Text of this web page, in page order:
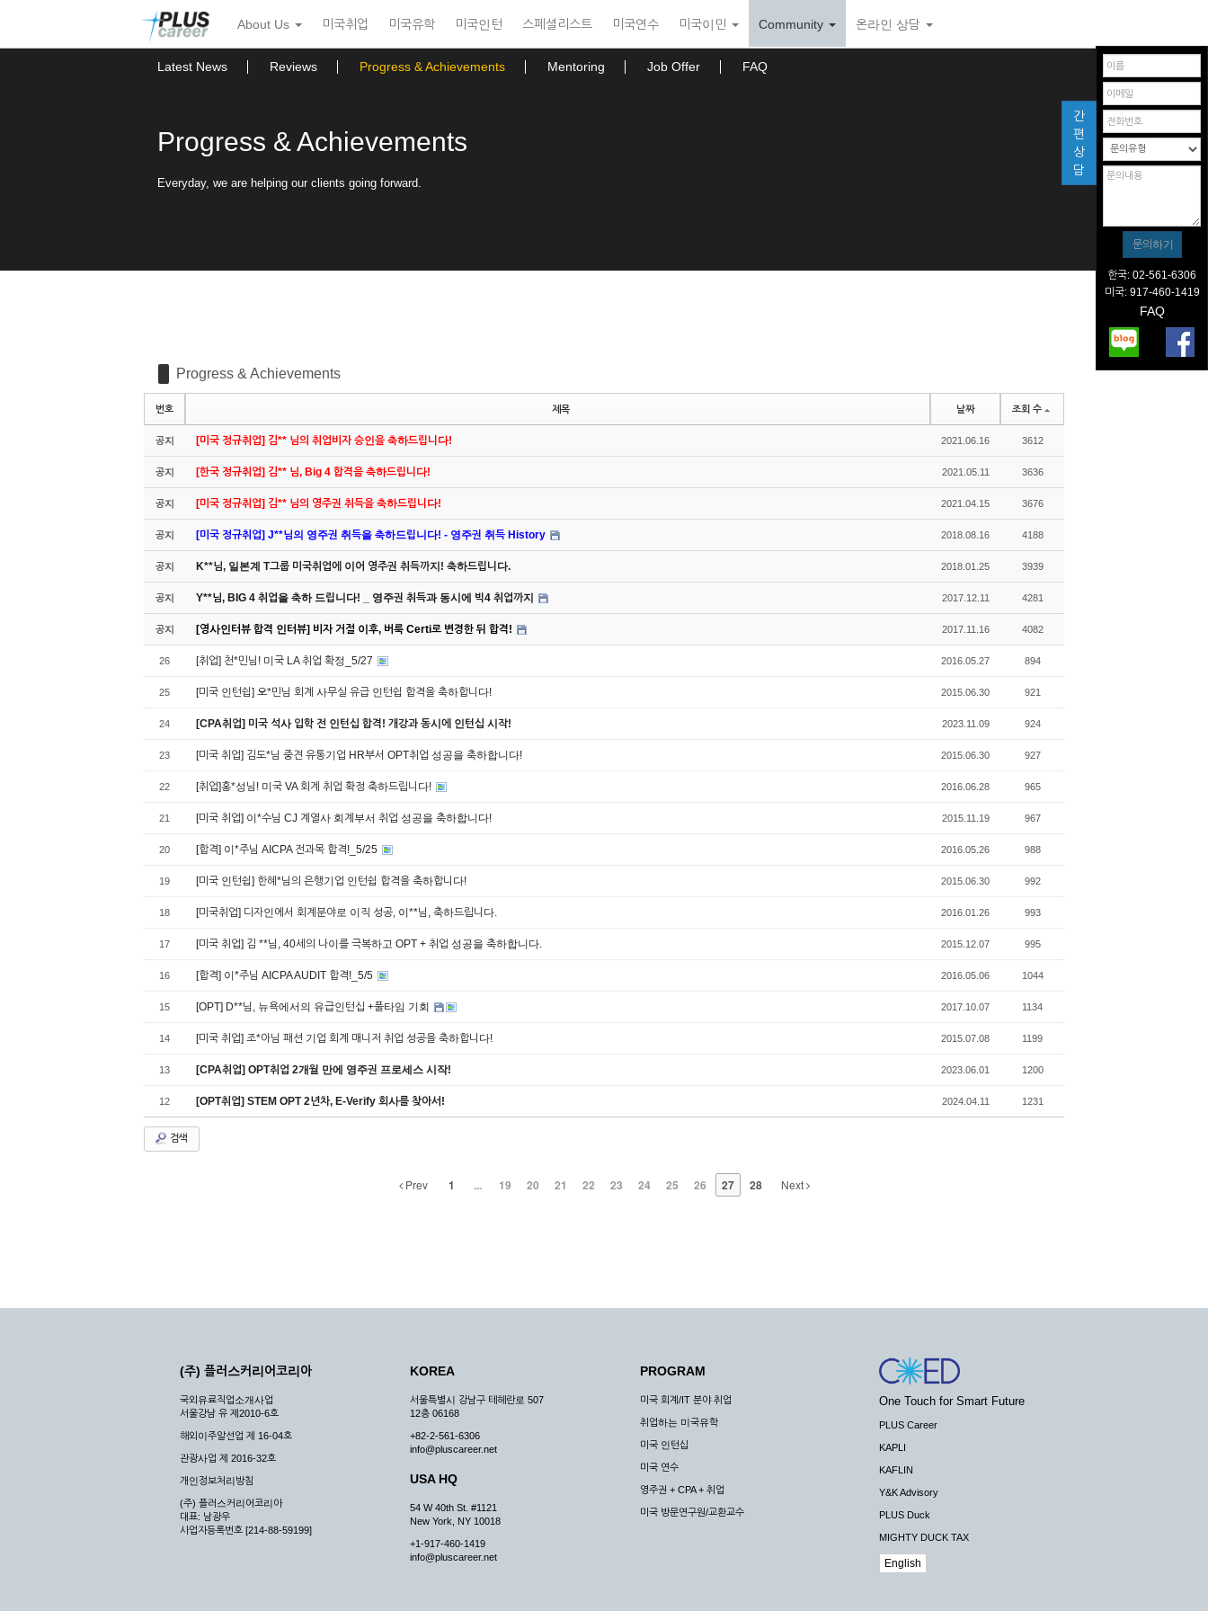
뉴
토
About Us 미국취업 미국유학 미국인턴 스페셜리스트 미국연수 미국이민 Community 온라인 상담
Latest News Reviews Progress & Achievements Mentoring Job Offer FAQ
Progress & Achievements
Everyday, we are helping our clients going forward.
Progress & Achievements
번호 제목 날짜 조회 수
공지 [미국 정규취업] 김** 님의 취업비자 승인을 축하드립니다! 2021.06.16 3612
공지 [한국 정규취업] 김** 님, Big 4 합격을 축하드립니다! 2021.05.11 3636
공지 [미국 정규취업] 김** 님의 영주권 취득을 축하드립니다! 2021.04.15 3676
공지 [미국 정규취업] J**님의 영주권 취득을 축하드립니다! - 영주권 취득 History 2018.08.16 4188
공지 K**님, 일본계 T그룹 미국취업에 이어 영주권 취득까지! 축하드립니다. 2018.01.25 3939
공지 Y**님, BIG 4 취업을 축하 드립니다! _ 영주권 취득과 동시에 빅4 취업까지 2017.12.11 4281
공지 [영사인터뷰 합격 인터뷰] 비자 거절 이후, 버룩 Certi로 변경한 뒤 합격! 2017.11.16 4082
26 [취업] 천*민님! 미국 LA 취업 확정_5/27 2016.05.27 894
25 [미국 인턴쉽] 오*민님 회계 사무실 유급 인턴쉽 합격을 축하합니다! 2015.06.30 921
24 [CPA취업] 미국 석사 입학 전 인턴십 합격! 개강과 동시에 인턴십 시작! 2023.11.09 924
23 [미국 취업] 김도*님 중견 유통기업 HR부서 OPT취업 성공을 축하합니다! 2015.06.30 927
22 [취업]홍*성님! 미국 VA 회계 취업 확정 축하드립니다! 2016.06.28 965
21 [미국 취업] 이*수님 CJ 계열사 회계부서 취업 성공을 축하합니다! 2015.11.19 967
20 [합격] 이*주님 AICPA 전과목 합격!_5/25 2016.05.26 988
19 [미국 인턴쉽] 한혜*님의 은행기업 인턴쉽 합격을 축하합니다! 2015.06.30 992
18 [미국취업] 디자인에서 회계분야로 이직 성공, 이**님, 축하드립니다. 2016.01.26 993
17 [미국 취업] 김 **님, 40세의 나이를 극복하고 OPT + 취업 성공을 축하합니다. 2015.12.07 995
16 [합격] 이*주님 AICPA AUDIT 합격!_5/5 2016.05.06 1044
15 [OPT] D**님, 뉴욕에서의 유급인턴십 +풀타임 기회 2017.10.07 1134
14 [미국 취업] 조*아님 패션 기업 회계 매니저 취업 성공을 축하합니다! 2015.07.08 1199
13 [CPA취업] OPT취업 2개월 만에 영주권 프로세스 시작! 2023.06.01 1200
12 [OPT취업] STEM OPT 2년차, E-Verify 회사를 찾아서! 2024.04.11 1231
검색
Prev 1 ... 19 20 21 22 23 24 25 26 27 28 Next
간
편
상
담
한국: 02-561-6306
미국: 917-460-1419
FAQ
(주) 플러스커리어코리아
국외유료직업소개사업
서울강남 유 제2010-6호
해외이주알선업 제 16-04호
관광사업 제 2016-32호
개인정보처리방침
(주) 플러스커리어코리아
대표: 남광우
사업자등록번호 [214-88-59199]
KOREA
서울특별시 강남구 테헤란로 507
12층 06168
+82-2-561-6306
info@pluscareer.net
USA HQ
54 W 40th St. #1121
New York, NY 10018
+1-917-460-1419
info@pluscareer.net
PROGRAM
미국 회계/IT 분야 취업
취업하는 미국유학
미국 인턴십
미국 연수
영주권 + CPA + 취업
미국 방문연구원/교환교수
One Touch for Smart Future
PLUS Career
KAPLI
KAFLIN
Y&K Advisory
PLUS Duck
MIGHTY DUCK TAX
English